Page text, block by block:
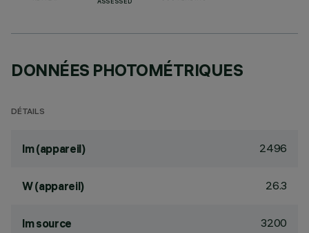
ASSESSED
DONNÉES PHOTOMÉTRIQUES
DÉTAILS
lm (appareil) 2496
W (appareil) 26.3
lm source 3200